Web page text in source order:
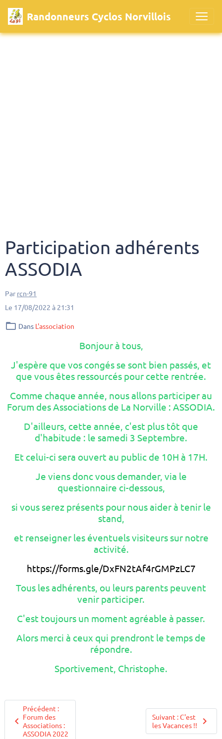
Randonneurs Cyclos Norvillois
Participation adhérents
ASSODIA
Par rcn-91
Le 17/08/2022 à 21:31
Dans L'association
Bonjour à tous,
J'espère que vos congés se sont bien passés, et
que vous êtes ressourcés pour cette rentrée.
Comme chaque année, nous allons participer au
Forum des Associations de La Norville : ASSODIA.
D'ailleurs, cette année, c'est plus tôt que
d'habitude : le samedi 3 Septembre.
Et celui-ci sera ouvert au public de 10H à 17H.
Je viens donc vous demander, via le
questionnaire ci-dessous,
si vous serez présents pour nous aider à tenir le
stand,
et renseigner les éventuels visiteurs sur notre
activité.
https://forms.gle/DxFN2tAf4rGMPzLC7
Tous les adhérents, ou leurs parents peuvent
venir participer.
C'est toujours un moment agréable à passer.
Alors merci à ceux qui prendront le temps de
répondre.
Sportivement, Christophe.
Précédent :
Forum des
Associations :
ASSODIA 2022
Suivant : C'est
les Vacances !!